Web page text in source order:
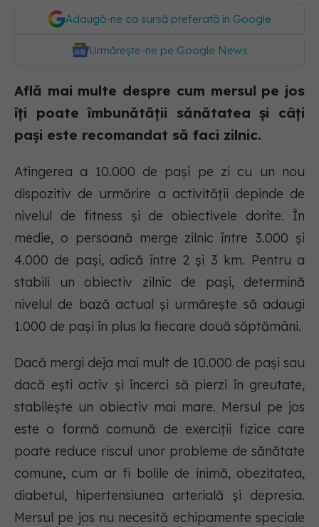
Adaugă-ne ca sursă preferată în Google
Urmărește-ne pe Google News
Află mai multe despre cum mersul pe jos
îți poate îmbunătății sănătatea și câți
pași este recomandat să faci zilnic.
Atingerea a 10.000 de pași pe zi cu un nou
dispozitiv de urmărire a activității depinde de
nivelul de fitness și de obiectivele dorite. În
medie, o persoană merge zilnic între 3.000 și
4.000 de pași, adică între 2 și 3 km. Pentru a
stabili un obiectiv zilnic de pași, determină
nivelul de bază actual și urmărește să adaugi
1.000 de pași în plus la fiecare două săptămâni.
Dacă mergi deja mai mult de 10.000 de pași sau
dacă ești activ și încerci să pierzi în greutate,
stabilește un obiectiv mai mare. Mersul pe jos
este o formă comună de exerciții fizice care
poate reduce riscul unor probleme de sănătate
comune, cum ar fi bolile de inimă, obezitatea,
diabetul, hipertensiunea arterială și depresia.
Mersul pe jos nu necesită echipamente speciale